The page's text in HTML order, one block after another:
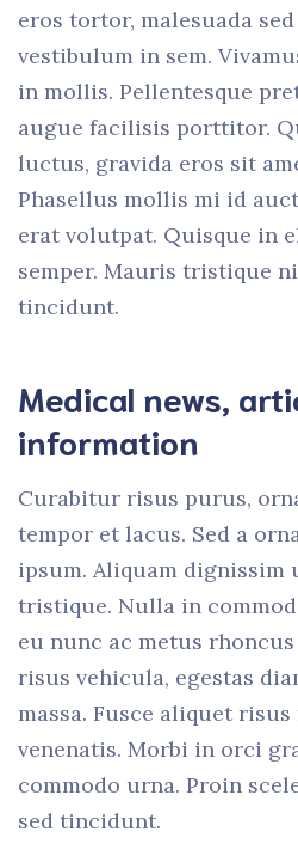
eros tortor, malesuada
vestibulum in sem.
in mollis. Pellentesque
augue facilisis porttitor.
luctus, gravida eros sit
Phasellus mollis mi id
erat volutpat. Quisque in
semper. Mauris tristique
tincidunt.
Medical news,
information
Curabitur risus purus,
tempor et lacus. Sed a
ipsum. Aliquam dignissim
tristique. Nulla in
eu nunc ac metus
risus vehicula, egestas
massa. Fusce aliquet
venenatis. Morbi in orci
commodo urna. Proin
sed tincidunt.